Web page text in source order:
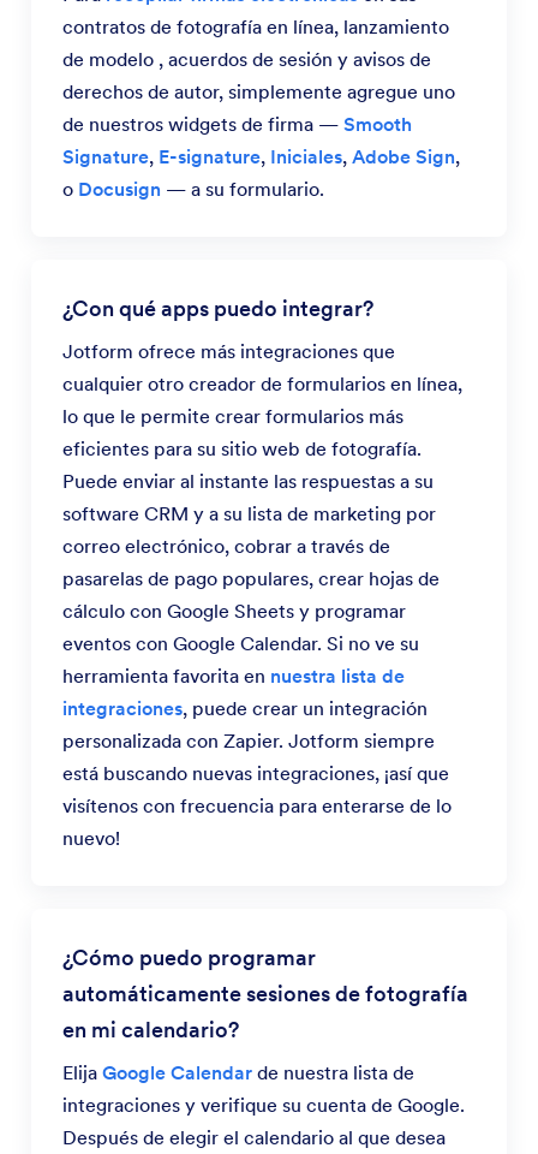
contratos de fotografía en línea, lanzamiento
de modelo , acuerdos de sesión y avisos de
derechos de autor, simplemente agregue uno
de nuestros widgets de firma —Smooth
Signature, E-signature, Iniciales,Adobe Sign,
o Docusign — a su formulario.
¿Con qué apps puedo integrar?
Jotform ofrece más integraciones que
cualquier otro creador de formularios en línea,
lo que le permite crear formularios más
eficientes para su sitio web de fotografía.
Puede enviar al instante las respuestas a su
software CRM y a su lista de marketing por
correo electrónico, cobrar a través de
pasarelas de pago populares, crear hojas de
cálculo con Google Sheets y programar
eventos con Google Calendar. Si no ve su
herramienta favorita en nuestra lista de
integraciones, puede crear un integración
personalizada con Zapier. Jotform siempre
está buscando nuevas integraciones, ¡así que
visítenos con frecuencia para enterarse de lo
nuevo!
¿Cómo puedo programar
automáticamente sesiones de fotografía
en mi calendario?
ElijaGoogle Calendar de nuestra lista de
integraciones y verifique su cuenta de Google.
Después de elegir el calendario al que desea